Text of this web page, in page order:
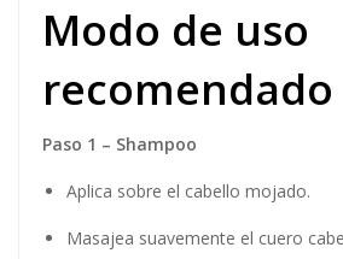
Modo de uso
recomendado
Paso 1 – Shampoo
Aplica sobre el cabello mojado.
Masajea suavemente el cuero